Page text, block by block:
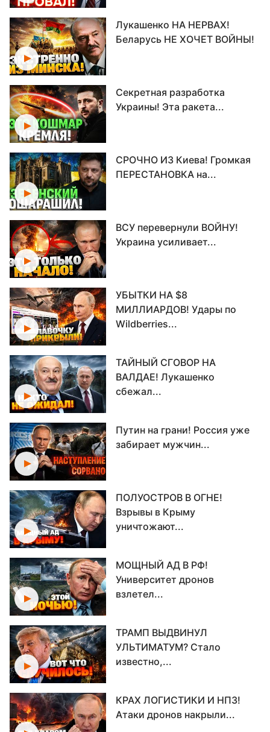
Лукашенко НА НЕРВАХ!
Беларусь НЕ ХОЧЕТ ВОЙНЫ!
Секретная разработка
Украины! Эта ракета...
СРОЧНО ИЗ Киева! Громкая
ПЕРЕСТАНОВКА на...
ВСУ перевернули ВОЙНУ!
Украина усиливает...
УБЫТКИ НА $8
МИЛЛИАРДОВ! Удары по
Wildberries...
ТАЙНЫЙ СГОВОР НА
ВАЛДАЕ! Лукашенко
сбежал...
Путин на грани! Россия уже
забирает мужчин...
ПОЛУОСТРОВ В ОГНЕ!
Взрывы в Крыму
уничтожают...
МОЩНЫЙ АД В РФ!
Университет дронов
взлетел...
ТРАМП ВЫДВИНУЛ
УЛЬТИМАТУМ? Стало
известно,...
КРАХ ЛОГИСТИКИ И НПЗ!
Атаки дронов накрыли...